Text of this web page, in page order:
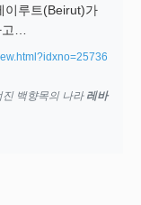
이루트(Beirut)가
고…
진 백향목의 나라 레바